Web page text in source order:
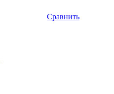
Сравнить